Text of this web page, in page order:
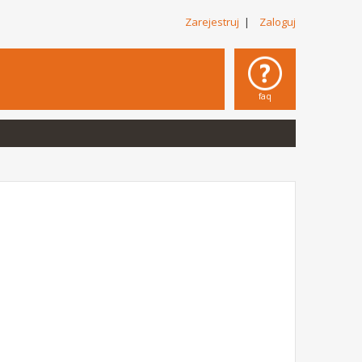
Zarejestruj | Zaloguj
faq